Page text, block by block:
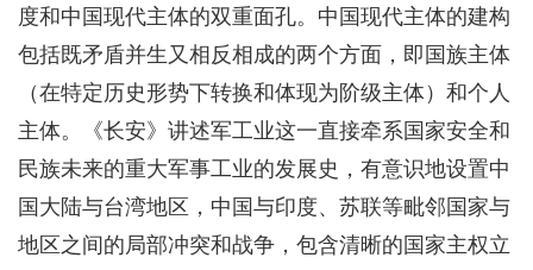
度和中国现代主体的双重面孔。中国现代主体的建构
包括既矛盾并生又相反相成的两个方面，即国族主体
（在特定历史形势下转换和体现为阶级主体）和个人
主体。《长安》讲述军工业这一直接牵系国家安全和
民族未来的重大军事工业的发展史，有意识地设置中
国大陆与台湾地区，中国与印度、苏联等毗邻国家与
地区之间的局部冲突和战争，包含清晰的国家主权立